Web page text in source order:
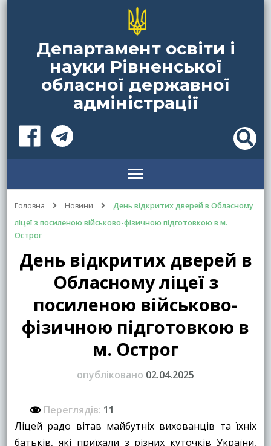
Департамент освіти і
науки Рівненської
обласної державної
адміністрації
Головна Новини
День відкритих дверей в Обласному
ліцеї з посиленою військово-фізичною підготовкою в м.
Острог
День відкритих дверей в
Обласному ліцеї з
посиленою військово-
фізичною підготовкою в
м. Острог
опубліковано 02.04.2025
Переглядів: 11
Ліцей радо вітав майбутніх вихованців та їхніх
батьків, які приїхали з різних куточків України,